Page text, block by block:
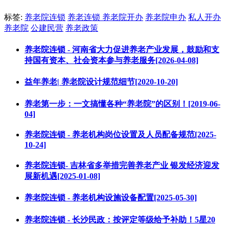
标签: 养老院连锁 养老连锁 养老院开办 养老院申办 私人开办
养老院 公建民营 养老政策
养老院连锁 - 河南省大力促进养老产业发展，鼓励和支
持国有资本、社会资本参与养老服务[2026-04-08]
益年养老| 养老院设计规范细节[2020-10-20]
养老第一步：一文搞懂各种“养老院”的区别！[2019-06-
04]
养老院连锁 - 养老机构岗位设置及人员配备规范[2025-
10-24]
养老院连锁- 吉林省多举措完善养老产业 银发经济迎发
展新机遇[2025-01-08]
养老院连锁 - 养老机构设施设备配置[2025-05-30]
养老院连锁 - 长沙民政：按评定等级给予补助！5星20